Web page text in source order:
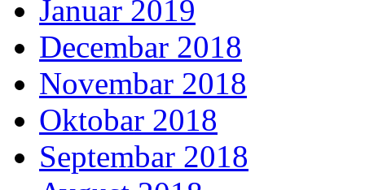
Januar 2019
Decembar 2018
Novembar 2018
Oktobar 2018
Septembar 2018